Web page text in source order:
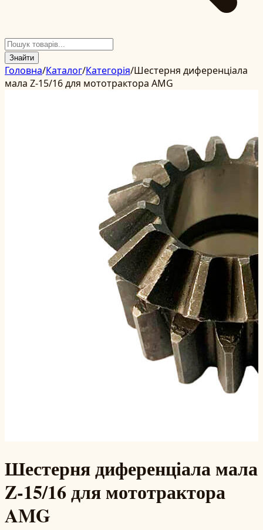
Знайти
Головна/Каталог/Категорія/Шестерня диференціала
мала Z-15/16 для мототрактора AMG
Шестерня диференціала мала
Z-15/16 для мототрактора
AMG